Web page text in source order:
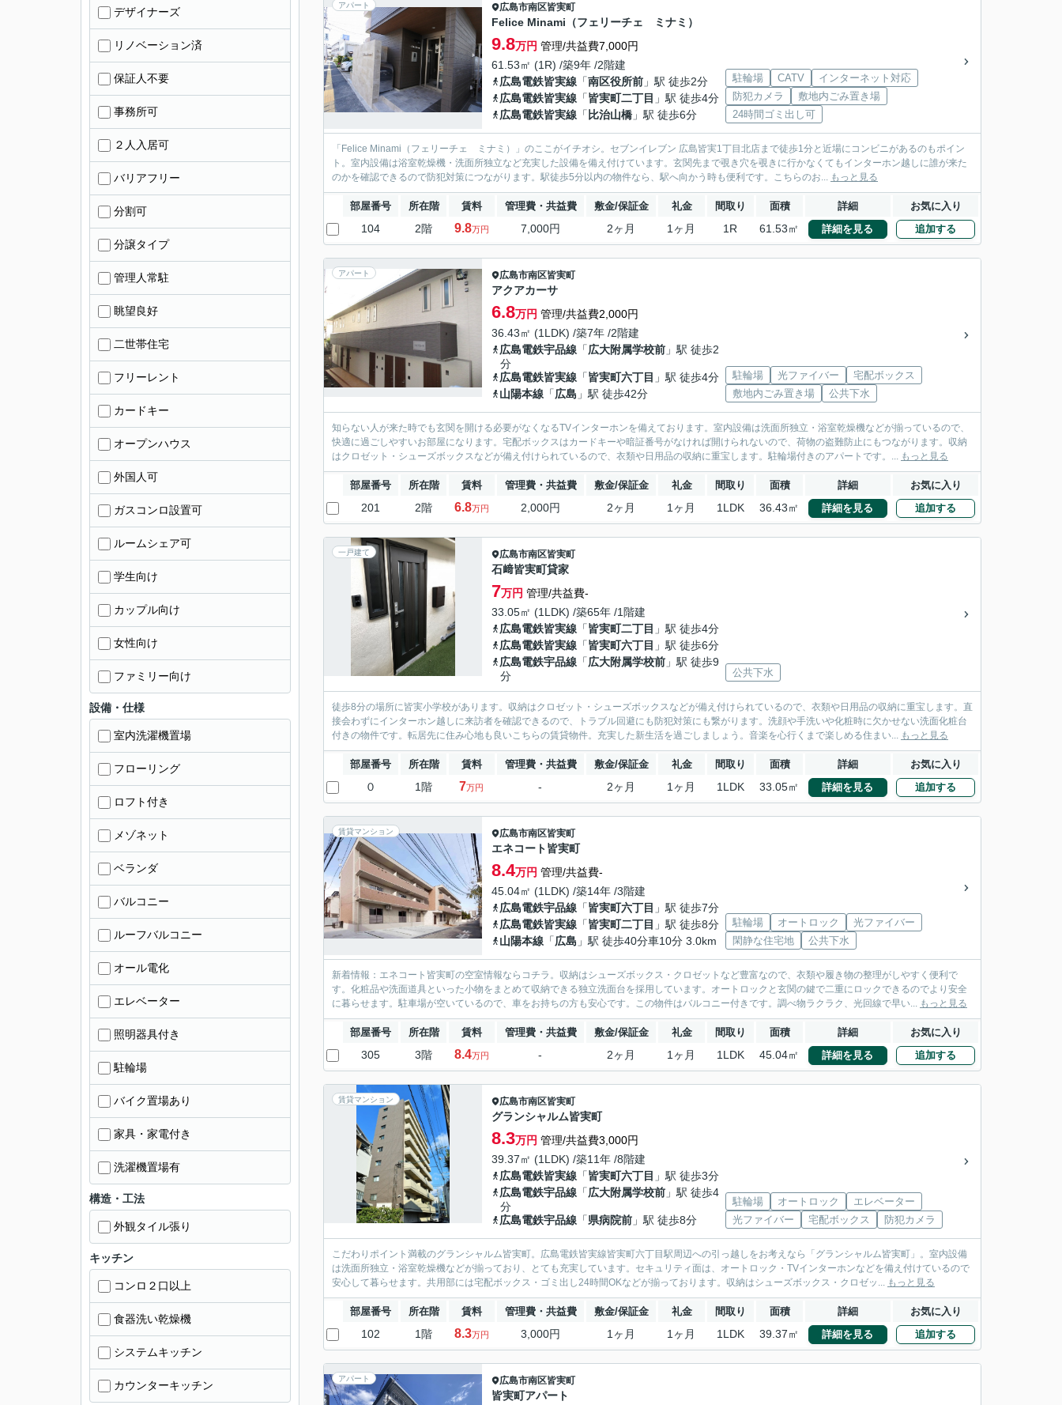
アパート 広島市南区皆実町
Felice Minami（フェリーチェ ミナミ）
9.8万円 管理/共益費7,000円
61.53㎡ (1R) /築9年 /2階建
広島電鉄皆実線 「南区役所前 」駅 徒歩2分
広島電鉄皆実線 「皆実町二丁目 」駅 徒歩4分
広島電鉄皆実線 「 比治山橋 」駅 徒歩6分
駐輪場 CATV
インターネット対応
防犯カメラ
敷地内ごみ置き場
24時間ゴミ出し可
「Felice Minami（フェリーチェ ミナミ）」のここがイチオシ。セブンイレブン 広島皆実1丁目北店まで徒歩1分と近場にコンビニがあるのもポイン
ト。室内設備は浴室乾燥機・洗面所独立など充実した設備を備え付けています。玄関先まで覗き穴を覗きに行かなくてもインターホン越しに誰が来た
のかを確認できるので防犯対策につながります。駅徒歩5分以内の物件なら、駅へ向かう時も便利です。こちらのお... もっと見る
部屋番号 所在階 賃料 管理費・共益費 敷金/保証金 礼金 間取り 面積 詳細 お気に入り
104 2階 9.8万円 7,000円 2ヶ月 1ヶ月 1R 61.53㎡ 詳細を見る 追加する
アパート 広島市南区皆実町
アクアカーサ
6.8万円 管理/共益費2,000円
36.43㎡ (1LDK) /築7年 /2階建
広島電鉄宇品線 「広大附属学校前 」駅 徒歩2
分
広島電鉄皆実線 「皆実町六丁目 」駅 徒歩4分
山陽本線 「広島 」駅 徒歩42分
駐輪場 光ファイバー
宅配ボックス
敷地内ごみ置き場
公共下水
知らない人が来た時でも玄関を開ける必要がなくなるTVインターホンを備えております。室内設備は洗面所独立・浴室乾燥機などが揃っているので、
快適に過ごしやすいお部屋になります。宅配ボックスはカードキーや暗証番号がなければ開けられないので、荷物の盗難防止にもつながります。収納
はクロゼット・シューズボックスなどが備え付けられているので、衣類や日用品の収納に重宝します。駐輪場付きのアパートです。... もっと見る
部屋番号 所在階 賃料 管理費・共益費 敷金/保証金 礼金 間取り 面積 詳細 お気に入り
201 2階 6.8万円 2,000円 2ヶ月 1ヶ月 1LDK 36.43㎡ 詳細を見る 追加する
一戸建て 広島市南区皆実町
石﨑皆実町貸家
7万円 管理/共益費-
33.05㎡ (1LDK) /築65年 /1階建
広島電鉄皆実線 「皆実町二丁目 」駅 徒歩4分
広島電鉄皆実線 「皆実町六丁目 」駅 徒歩6分
広島電鉄宇品線 「広大附属学校前 」駅 徒歩9
分
公共下水
徒歩8分の場所に皆実小学校があります。収納はクロゼット・シューズボックスなどが備え付けられているので、衣類や日用品の収納に重宝します。直
接会わずにインターホン越しに来訪者を確認できるので、トラブル回避にも防犯対策にも繋がります。洗顔や手洗いや化粧時に欠かせない洗面化粧台
付きの物件です。転居先に住み心地も良いこちらの賃貸物件。充実した新生活を過ごしましょう。音楽を心行くまで楽しめる住まい... もっと見る
部屋番号 所在階 賃料 管理費・共益費 敷金/保証金 礼金 間取り 面積 詳細 お気に入り
０ 1階 7万円 - 2ヶ月 1ヶ月 1LDK 33.05㎡ 詳細を見る 追加する
賃貸マンション 広島市南区皆実町
エネコート皆実町
8.4万円 管理/共益費-
45.04㎡ (1LDK) /築14年 /3階建
広島電鉄宇品線 「皆実町六丁目 」駅 徒歩7分
広島電鉄皆実線 「皆実町二丁目 」駅 徒歩8分
山陽本線 「広島 」駅 徒歩40分車10分 3.0km
駐輪場 オートロック
光ファイバー
閑静な住宅地
公共下水
新着情報：エネコート皆実町の空室情報ならコチラ。収納はシューズボックス・クロゼットなど豊富なので、衣類や履き物の整理がしやすく便利で
す。化粧品や洗面道具といった小物をまとめて収納できる独立洗面台を採用しています。オートロックと玄関の鍵で二重にロックできるのでより安全
に暮らせます。駐車場が空いているので、車をお持ちの方も安心です。この物件はバルコニー付きです。調べ物ラクラク、光回線で早い... もっと見る
部屋番号 所在階 賃料 管理費・共益費 敷金/保証金 礼金 間取り 面積 詳細 お気に入り
305 3階 8.4万円 - 2ヶ月 1ヶ月 1LDK 45.04㎡ 詳細を見る 追加する
賃貸マンション 広島市南区皆実町
グランシャルム皆実町
8.3万円 管理/共益費3,000円
39.37㎡ (1LDK) /築11年 /8階建
広島電鉄皆実線 「皆実町六丁目 」駅 徒歩3分
広島電鉄宇品線 「広大附属学校前 」駅 徒歩4
分
広島電鉄宇品線 「県病院前 」駅 徒歩8分
駐輪場 オートロック
エレベーター
光ファイバー
宅配ボックス 防犯カメラ
こだわりポイント満載のグランシャルム皆実町。広島電鉄皆実線皆実町六丁目駅周辺への引っ越しをお考えなら「グランシャルム皆実町」。室内設備
は洗面所独立・浴室乾燥機などが揃っており、とても充実しています。セキュリティ面は、オートロック・TVインターホンなどを備え付けているので
安心して暮らせます。共用部には宅配ボックス・ゴミ出し24時間OKなどが揃っております。収納はシューズボックス・クロゼッ... もっと見る
部屋番号 所在階 賃料 管理費・共益費 敷金/保証金 礼金 間取り 面積 詳細 お気に入り
102 1階 8.3万円 3,000円 1ヶ月 1ヶ月 1LDK 39.37㎡ 詳細を見る 追加する
アパート 広島市南区皆実町
皆実町アパート
デザイナーズ
リノベーション済
保証人不要
事務所可
２人入居可
バリアフリー
分割可
分譲タイプ
管理人常駐
眺望良好
二世帯住宅
フリーレント
カードキー
オープンハウス
外国人可
ガスコンロ設置可
ルームシェア可
学生向け
カップル向け
女性向け
ファミリー向け
設備・仕様
室内洗濯機置場
フローリング
ロフト付き
メゾネット
ベランダ
バルコニー
ルーフバルコニー
オール電化
エレベーター
照明器具付き
駐輪場
バイク置場あり
家具・家電付き
洗濯機置場有
構造・工法
外観タイル張り
キッチン
コンロ２口以上
食器洗い乾燥機
システムキッチン
カウンターキッチン